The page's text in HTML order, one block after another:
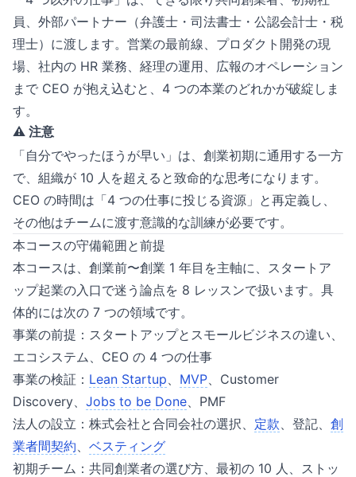
員、外部パートナー（弁護士・司法書士・公認会計士・税
理士）に渡します。営業の最前線、プロダクト開発の現
場、社内の HR 業務、経理の運用、広報のオペレーション
まで CEO が抱え込むと、4 つの本業のどれかが破綻しま
す。
⚠️ 注意
「自分でやったほうが早い」は、創業初期に通用する一方
で、組織が 10 人を超えると致命的な思考になります。
CEO の時間は「4 つの仕事に投じる資源」と再定義し、
その他はチームに渡す意識的な訓練が必要です。
本コースの守備範囲と前提
本コースは、創業前〜創業 1 年目を主軸に、スタートア
ップ起業の入口で迷う論点を 8 レッスンで扱います。具
体的には次の 7 つの領域です。
事業の前提：スタートアップとスモールビジネスの違い、
エコシステム、CEO の 4 つの仕事
事業の検証： Lean Startup、 MVP、Customer
Discovery、 Jobs to be Done、PMF
法人の設立：株式会社と合同会社の選択、 定款、登記、 創
業者間契約、 ベスティング
初期チーム：共同創業者の選び方、最初の 10 人、ストッ